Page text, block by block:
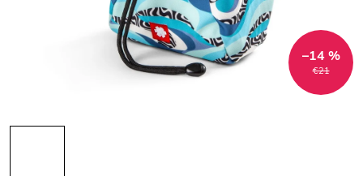
€21
–14 %